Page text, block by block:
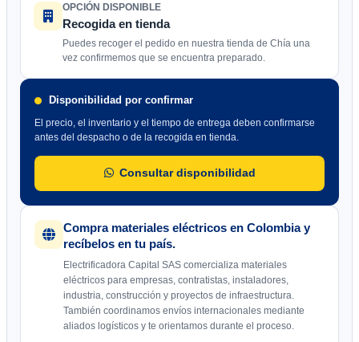
OPCIÓN DISPONIBLE
Recogida en tienda
Puedes recoger el pedido en nuestra tienda de Chía una
vez confirmemos que se encuentra preparado.
Disponibilidad por confirmar
El precio, el inventario y el tiempo de entrega deben confirmarse
antes del despacho o de la recogida en tienda.
Consultar disponibilidad
Compra materiales eléctricos en Colombia y
recíbelos en tu país.
Electrificadora Capital SAS comercializa materiales
eléctricos para empresas, contratistas, instaladores,
industria, construcción y proyectos de infraestructura.
También coordinamos envíos internacionales mediante
aliados logísticos y te orientamos durante el proceso.